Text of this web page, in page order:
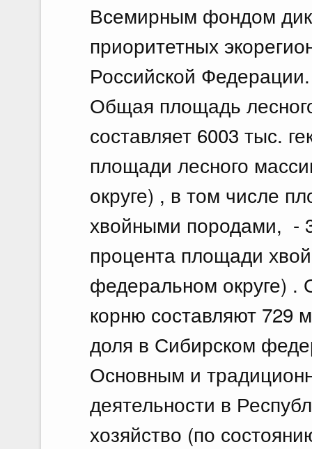
Всемирным фондом
приоритетных
Российской Федерации.
Общая площадь
составляет 6003 тыс.
площади лесного
округе) , в том числе
хвойными породами, -
процента площади
федеральном округе)
корню составляют 729
доля в Сибирском
Основным и
деятельности в
хозяйство (по